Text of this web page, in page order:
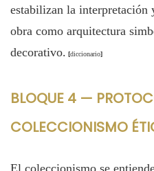
estabilizan la interpretación
obra como arquitectura
decorativo. [diccionario]
BLOQUE 4 —
COLECCIONISMO
El coleccionismo se